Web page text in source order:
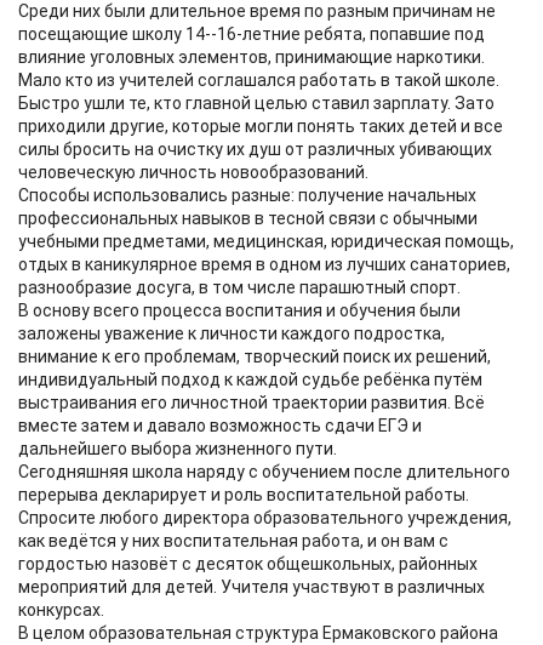
Среди них были длительное время по разным причинам не
посещающие школу 14--16-летние ребята, попавшие под
влияние уголовных элементов, принимающие наркотики.
Мало кто из учителей соглашался работать в такой школе.
Быстро ушли те, кто главной целью ставил зарплату. Зато
приходили другие, которые могли понять таких детей и все
силы бросить на очистку их душ от различных убивающих
человеческую личность новообразований.
Способы использовались разные: получение начальных
профессиональных навыков в тесной связи с обычными
учебными предметами, медицинская, юридическая помощь,
отдых в каникулярное время в одном из лучших санаториев,
разнообразие досуга, в том числе парашютный спорт.
В основу всего процесса воспитания и обучения были
заложены уважение к личности каждого подростка,
внимание к его проблемам, творческий поиск их решений,
индивидуальный подход к каждой судьбе ребёнка путём
выстраивания его личностной траектории развития. Всё
вместе затем и давало возможность сдачи ЕГЭ и
дальнейшего выбора жизненного пути.
Сегодняшняя школа наряду с обучением после длительного
перерыва декларирует и роль воспитательной работы.
Спросите любого директора образовательного учреждения,
как ведётся у них воспитательная работа, и он вам с
гордостью назовёт с десяток общешкольных, районных
мероприятий для детей. Учителя участвуют в различных
конкурсах.
В целом образовательная структура Ермаковского района